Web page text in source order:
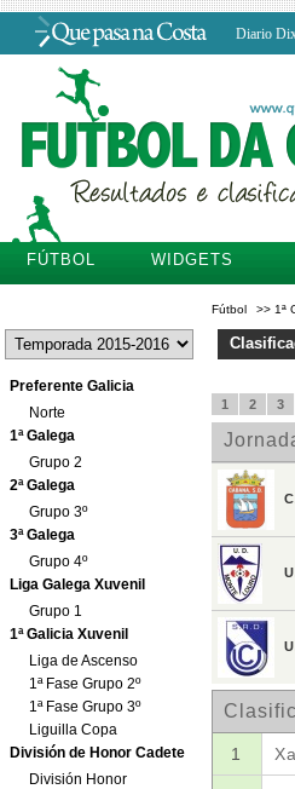
Diario
FÚTBOL WIDGETS
Preferente Galicia
Norte
1ª Galega
Grupo 2
2ª Galega
Grupo 3º
3ª Galega
Grupo 4º
Liga Galega Xuvenil
Grupo 1
1ª Galicia Xuvenil
Liga de Ascenso
1ª Fase Grupo 2º
1ª Fase Grupo 3º
Liguilla Copa
División de Honor Cadete
División Honor
Fútbol >> 1ª